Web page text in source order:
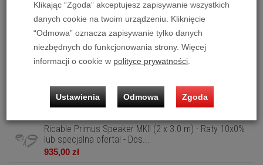
Wyniki wyszukiwania prezentowane są wg trafności
zapytania
Ricable Primus Speaker MKII (2 x 2.5 m) - Raty 10x0%
lub specjalna oferta! - Dos...
895,00 zł
Ricable Primus Speaker MKII (2 x 3.0 m) - Raty 10x0%
lub specjalna oferta! - Dos...
935,00 zł
Klikając “Zgoda” akceptujesz zapisywanie wszystkich
danych cookie na twoim urządzeniu. Kliknięcie
“Odmowa” oznacza zapisywanie tylko danych
niezbędnych do funkcjonowania strony. Więcej
informacji o cookie w polityce prywatności.
Ustawienia Odmowa Zgoda